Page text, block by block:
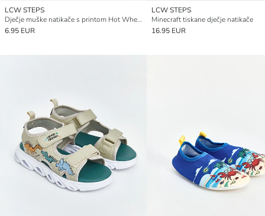
LCW STEPS
Dječje muške natikače s printom Hot Wheels
6.95 EUR
LCW STEPS
Minecraft tiskane dječje natikače
16.95 EUR